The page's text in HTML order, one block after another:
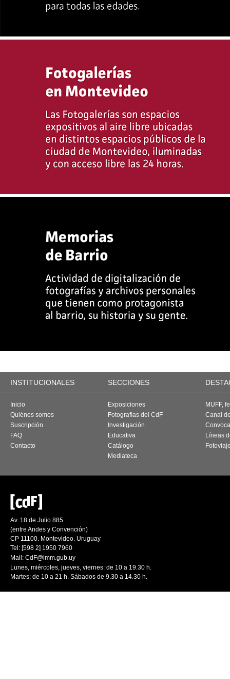
INSTITUCIONALES SECCIONES
Inicio
Quiénes somos
Suscripción
FAQ
Contacto
Exposiciones
Fotografías del CdF
Investigación
Educativa
Catálogo
Mediateca
MUFF,
Canal
Líneas
Av. 18 de Julio 885
(entre Andes y Convención)
CP 11100. Montevideo. Uruguay
Tel: [598 2] 1950 7960
Mail: CdF@imm.gub.uy
Lunes, miércoles, jueves, viernes: de 10 a 19.30 h.
Martes: de 10 a 21 h. Sábados de 9.30 a 14.30 h.